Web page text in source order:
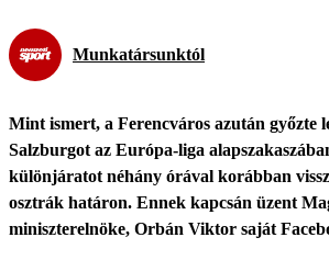
Munkatársunktól
Mint ismert, a Ferencváros azután győzte
Salzburgot az Európa-liga
különjáratot néhány órával korábban
osztrák határon. Ennek kapcsán üzent
miniszterelnöke, Orbán Viktor saját